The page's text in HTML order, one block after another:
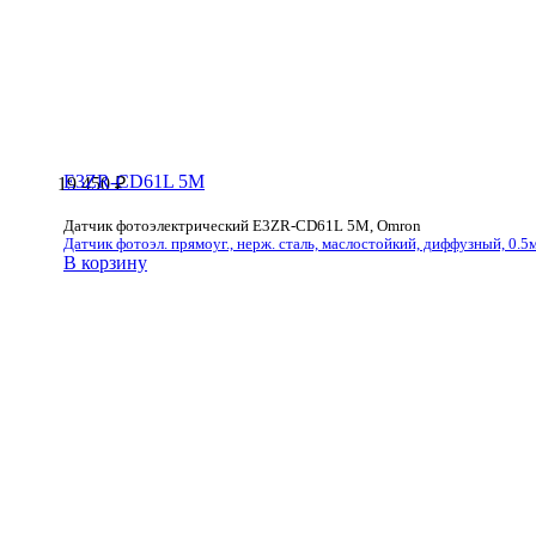
19 450₽
E3ZR-CD61L 5M
Датчик фотоэлектрический E3ZR-CD61L 5M, Omron
Датчик фотоэл. прямоуг., нерж. сталь, маслостойкий, диффузный,
В корзину